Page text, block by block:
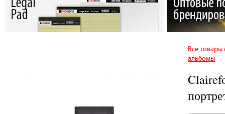
Все товары
альбомы